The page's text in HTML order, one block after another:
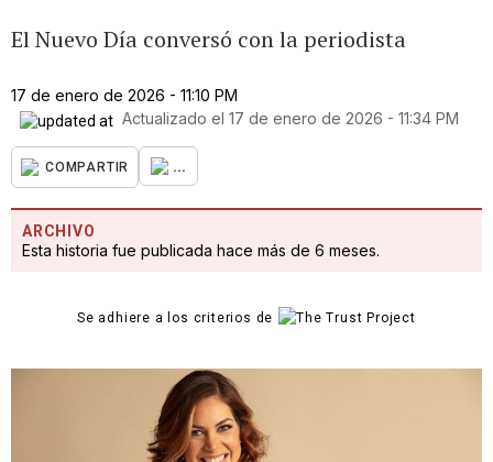
El Nuevo Día conversó con la periodista
17 de enero de 2026 - 11:10 PM
Actualizado el 17 de enero de 2026 - 11:34 PM
COMPARTIR ...
ARCHIVO
Esta historia fue publicada hace más de 6 meses.
Se adhiere a los criterios de